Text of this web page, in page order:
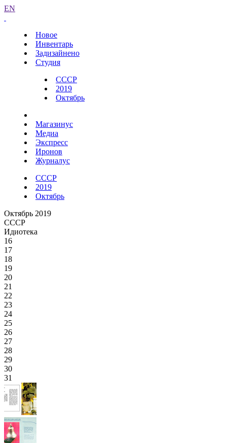
EN
Новое
Инвентарь
Задизайнено
Студия
СССР
2019
Октябрь
Магазинус
Медиа
Экспресс
Иронов
Журналус
СССР
2019
Октябрь
Октябрь 2019
СССР
Идиотека
16
17
18
19
20
21
22
23
24
25
26
27
28
29
30
31